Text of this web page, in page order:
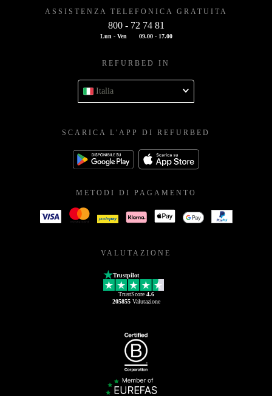
ASSISTENZA TELEFONICA GRATUITA
800 - 72 74 81
Lun - Ven 09.00 - 17.00
REFURBED IN
Italia
SCARICA L'APP DI REFURBED
METODI DI PAGAMENTO
VALUTAZIONE
Trustpilot
TrustScore 4.6
205855Valutazione